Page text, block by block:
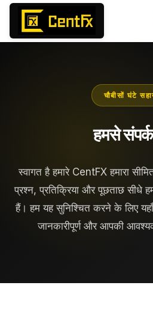
चौबीसों घंटे
हमसे
स्वागत है हमारे CentFX हमारा
प्रश्न, प्रतिक्रिया और पूछताछ सीधे
हैं। हम यह सुनिश्चित करने के लिए
जानकारीपूर्ण और आपकी